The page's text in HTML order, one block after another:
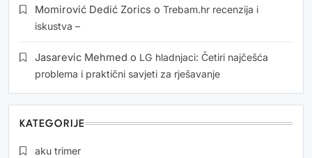
Momirović Dedić Zorics o Trebam.hr recenzija i
iskustva –
Jasarevic Mehmed o LG hladnjaci: Četiri najčešća
problema i praktični savjeti za rješavanje
KATEGORIJE
aku trimer